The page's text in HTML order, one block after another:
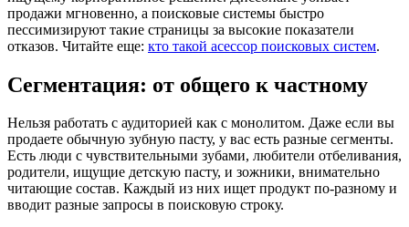
продажи мгновенно, а поисковые системы быстро
пессимизируют такие страницы за высокие показатели
отказов. Читайте еще: кто такой асессор поисковых систем.
Сегментация: от общего к частному
Нельзя работать с аудиторией как с монолитом. Даже если вы
продаете обычную зубную пасту, у вас есть разные сегменты.
Есть люди с чувствительными зубами, любители отбеливания,
родители, ищущие детскую пасту, и зожники, внимательно
читающие состав. Каждый из них ищет продукт по-разному и
вводит разные запросы в поисковую строку.